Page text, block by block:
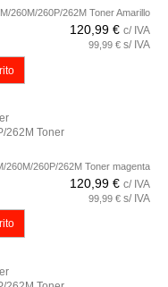
260M/260P/262M Toner Amarillo
120,99 € c/ IVA
99,99 € s/ IVA
260M/260P/262M Toner magenta
120,99 € c/ IVA
99,99 € s/ IVA